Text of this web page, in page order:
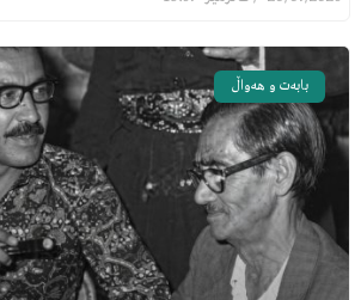
بابەت و هەواڵ